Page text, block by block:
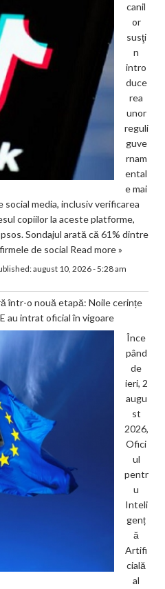
canil
or
susţi
n
intro
duce
rea
unor
reguli
guve
rnam
ental
e mai
media, inclusiv verificarea
copiilor la aceste platforme,
Sondajul arată că 61% dintre
de social Read more »
august 10, 2026 - 5:28 am
într-o nouă etapă: Noile cerințe
au intrat oficial în vigoare
Înce
pând
de
ieri, 2
augu
st
2026,
Ofici
ul
pentr
u
Inteli
genț
ă
Artifi
cială
al